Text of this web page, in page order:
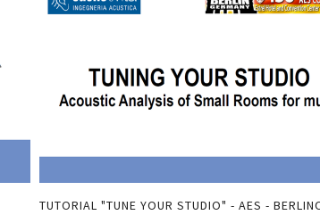
TUTORIAL "TUNE YOUR STUDIO" - AES -